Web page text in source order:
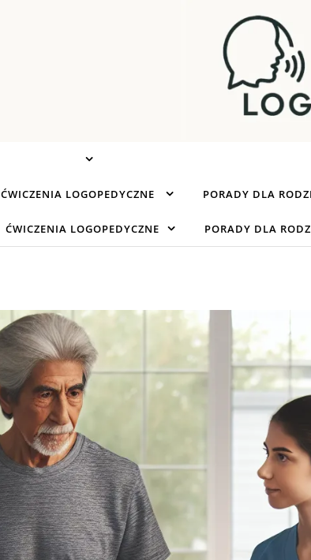
ĆWICZENIA LOGOPEDYCZNE PORADY DLA
ĆWICZENIA LOGOPEDYCZNE PORADY DLA